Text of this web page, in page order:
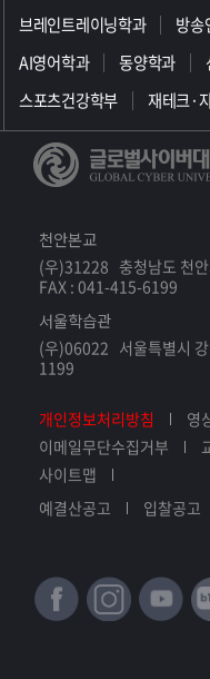
다양한 매체의 탄생과
계화 등 각 매체와 채
로 하고 있으며 이러
요한 핵심은 컨텐츠
현해낼 수 있는 제작
니다.
의 시대가 필요로 하
하여대중문화산업 전
으로 하여 각 분야의
들의 강의를 통해 각
를 갖추어 이 시대가
로 방송, 영화, 연극,
댄서, 가수, 방송진행
각 분야로의 진출을 도
역사와 문화! 한국의
통할 수 있는 문화전
브레인트레이닝학과
방송
AI영어학과
동양학과
스포츠건강학부
재테크·
천안본교
(우)31228 충청남도 천
FAX : 041-415-6199
서울학습관
(우)06022 서울특별시
1199
개인정보처리방침
영
이메일무단수집거부
사이트맵
예결산공고
입찰공고